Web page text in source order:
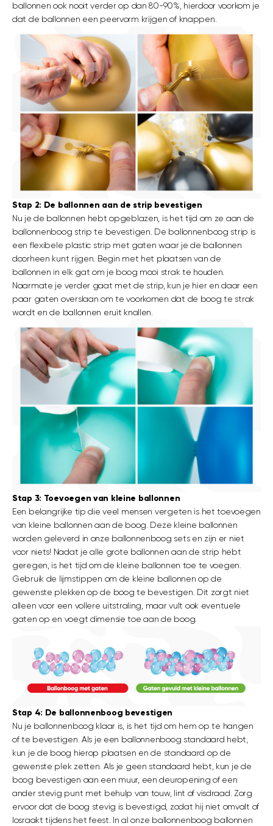
ballonnen ook nooit verder op dan 80-90%, hierdoor voorkom je
dat de ballonnen een peervorm krijgen of knappen.
Stap 2: De ballonnen aan de strip bevestigen
Nu je de ballonnen hebt opgeblazen, is het tijd om ze aan de
ballonnenboog strip te bevestigen. De ballonnenboog strip is
een flexibele plastic strip met gaten waar je de ballonnen
doorheen kunt rijgen. Begin met het plaatsen van de
ballonnen in elk gat om je boog mooi strak te houden.
Naarmate je verder gaat met de strip, kun je hier en daar een
paar gaten overslaan om te voorkomen dat de boog te strak
wordt en de ballonnen eruit knallen.
Stap 3: Toevoegen van kleine ballonnen
Een belangrijke tip die veel mensen vergeten is het toevoegen
van kleine ballonnen aan de boog. Deze kleine ballonnen
worden geleverd in onze ballonnenboog sets en zijn er niet
voor niets! Nadat je alle grote ballonnen aan de strip hebt
geregen, is het tijd om de kleine ballonnen toe te voegen.
Gebruik de lijmstippen om de kleine ballonnen op de
gewenste plekken op de boog te bevestigen. Dit zorgt niet
alleen voor een vollere uitstraling, maar vult ook eventuele
gaten op en voegt dimensie toe aan de boog.
Stap 4: De ballonnenboog bevestigen
Nu je ballonnenboog klaar is, is het tijd om hem op te hangen
of te bevestigen. Als je een ballonnenboog standaard hebt,
kun je de boog hierop plaatsen en de standaard op de
gewenste plek zetten. Als je geen standaard hebt, kun je de
boog bevestigen aan een muur, een deuropening of een
ander stevig punt met behulp van touw, lint of visdraad. Zorg
ervoor dat de boog stevig is bevestigd, zodat hij niet omvalt of
losraakt tijdens het feest. In al onze ballonnenboog ballonnen